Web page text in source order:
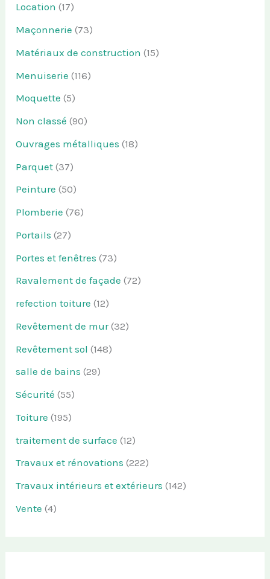
Location (17)
Maçonnerie (73)
Matériaux de construction (15)
Menuiserie (116)
Moquette (5)
Non classé (90)
Ouvrages métalliques (18)
Parquet (37)
Peinture (50)
Plomberie (76)
Portails (27)
Portes et fenêtres (73)
Ravalement de façade (72)
refection toiture (12)
Revêtement de mur(32)
Revêtement sol (148)
salle de bains (29)
Sécurité (55)
Toiture (195)
traitement de surface (12)
Travaux et rénovations (222)
Travaux intérieurs et extérieurs (142)
Vente (4)